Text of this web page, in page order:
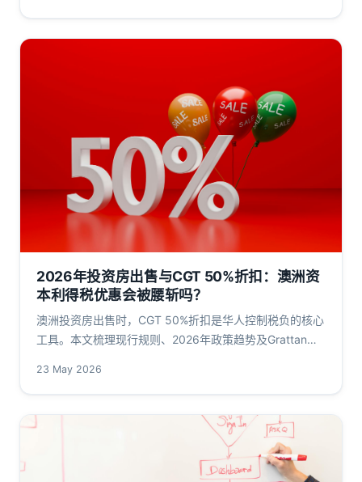
2026年投资房出售与CGT 50%折扣：澳洲资
本利得税优惠会被腰斩吗？
澳洲投资房出售时，CGT 50%折扣是华人控制税负的核心
工具。本文梳理现行规则、2026年政策趋势及Grattan
23 May 2026